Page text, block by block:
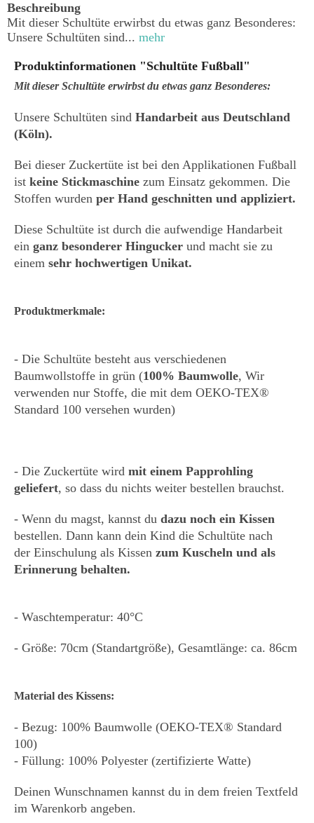
Beschreibung
Mit dieser Schultüte erwirbst du etwas ganz Besonderes:
Unsere Schultüten sind... mehr
Produktinformationen "Schultüte Fußball"
Mit dieser Schultüte erwirbst du etwas ganz Besonderes:
Unsere Schultüten sind Handarbeit aus Deutschland
(Köln).
Bei dieser Zuckertüte ist bei den Applikationen Fußball
ist keine Stickmaschine zum Einsatz gekommen. Die
Stoffen wurden per Hand geschnitten und appliziert.
Diese Schultüte ist durch die aufwendige Handarbeit
ein ganz besonderer Hingucker und macht sie zu
einem sehr hochwertigen Unikat.
Produktmerkmale:
- Die Schultüte besteht aus verschiedenen
Baumwollstoffe in grün (100% Baumwolle, Wir
verwenden nur Stoffe, die mit dem OEKO-TEX®
Standard 100 versehen wurden)
- Die Zuckertüte wird mit einem Papprohling
geliefert, so dass du nichts weiter bestellen brauchst.
- Wenn du magst, kannst du dazu noch ein Kissen
bestellen. Dann kann dein Kind die Schultüte nach
der Einschulung als Kissen zum Kuscheln und als
Erinnerung behalten.
- Waschtemperatur: 40°C
- Größe: 70cm (Standartgröße), Gesamtlänge: ca. 86cm
Material des Kissens:
- Bezug: 100% Baumwolle (OEKO-TEX® Standard
100)
- Füllung: 100% Polyester (zertifizierte Watte)
Deinen Wunschnamen kannst du in dem freien Textfeld
im Warenkorb angeben.